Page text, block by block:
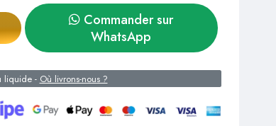
Commander sur
WhatsApp
liquide - Où livrons-nous ?